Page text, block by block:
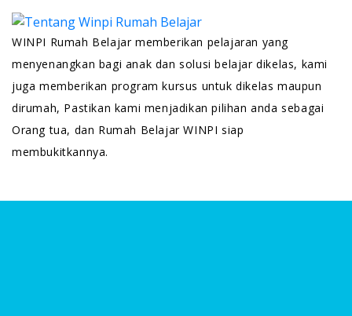
WINPI Rumah Belajar memberikan pelajaran yang
menyenangkan bagi anak dan solusi belajar dikelas, kami
juga memberikan program kursus untuk dikelas maupun
dirumah, Pastikan kami menjadikan pilihan anda sebagai
Orang tua, dan Rumah Belajar WINPI siap
membukitkannya.